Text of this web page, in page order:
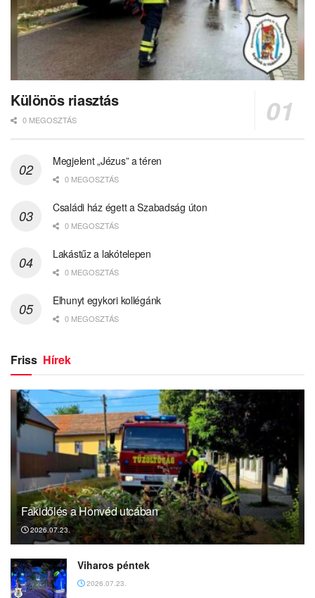
Különös riasztás
0 MEGOSZTÁS
Megjelent „Jézus” a téren
0 MEGOSZTÁS
Családi ház égett a Szabadság úton
0 MEGOSZTÁS
Lakástűz a lakótelepen
0 MEGOSZTÁS
Elhunyt egykori kollégánk
0 MEGOSZTÁS
Friss Hírek
Fakidőlés a Honvéd utcában
2026.07.23.
Viharos péntek
2026.07.23.